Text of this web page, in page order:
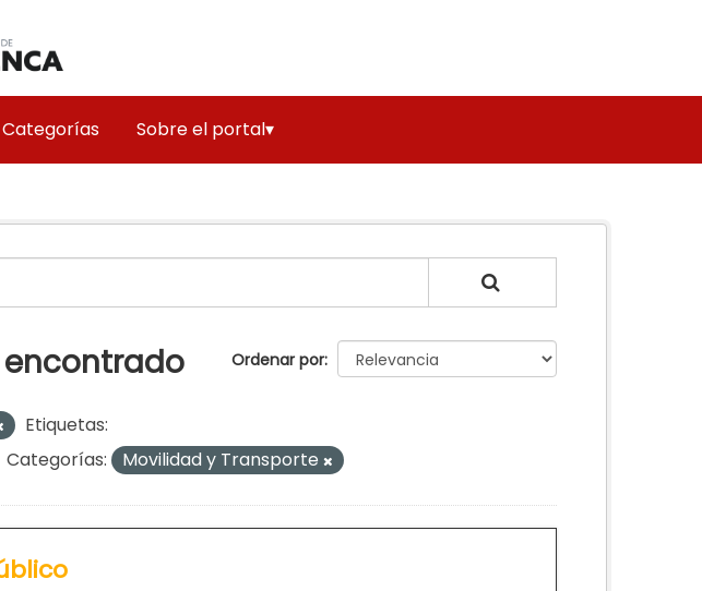
Categorías Sobre el portal▾
Ordenar por
Etiquetas:
Categorías: Movilidad y Transporte